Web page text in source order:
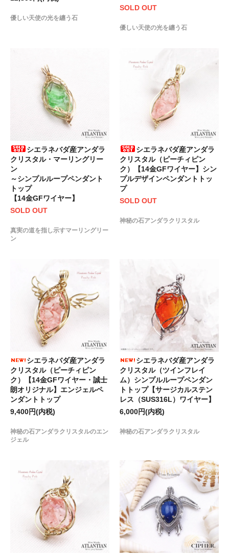
優しい天使の光を纏う石
SOLD OUT
優しい天使の光を纏う石
シエラネバダ産アンダラ
クリスタル・マーリングリー
ン
～シンプルループペンダント
トップ
【14金GFワイヤー】
SOLD OUT
真実の道を指し示すマーリングリー
ン
シエラネバダ産アンダラ
クリスタル（ピーチィピン
ク）【14金GFワイヤー】シン
プルデザインペンダントトッ
プ
SOLD OUT
神秘の石アンダラクリスタル
シエラネバダ産アンダラ
クリスタル（ピーチィピン
ク）【14金GFワイヤー・誠士
朗オリジナル】エンジェルペ
ンダントトップ
9,400円(内税)
神秘の石アンダラクリスタルのエン
ジェル
シエラネバダ産アンダラ
クリスタル（ツインフレイ
ム）シンプルループペンダン
トトップ【サージカルステン
レス（SUS316L）ワイヤー】
6,000円(内税)
神秘の石アンダラクリスタル